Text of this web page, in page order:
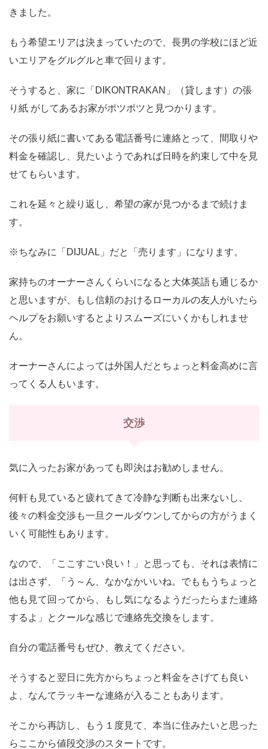
きました。
もう希望エリアは決まっていたので、長男の学校にほど近
いエリアをグルグルと車で回ります。
そうすると、家に「DIKONTRAKAN」（貸します）の張
り紙 がしてあるお家がポツポツと見つかります。
その張り紙に書いてある電話番号に連絡とって、間取りや
料金を確認し、見たいようであれば日時を約束して中を見
せてもらいます。
これを延々と繰り返し、希望の家が見つかるまで続けま
す。
※ちなみに「DIJUAL」だと「売ります」になります。
家持ちのオーナーさんくらいになると大体英語も通じるか
と思いますが、もし信頼のおけるローカルの友人がいたら
ヘルプをお願いするとよりスムーズにいくかもしれませ
ん。
オーナーさんによっては外国人だとちょっと料金高めに言
ってくる人もいます。
交渉
気に入ったお家があっても即決はお勧めしません。
何軒も見ていると疲れてきて冷静な判断も出来ないし、
後々の料金交渉も一旦クールダウンしてからの方がうまく
いく可能性もあります。
なので、「ここすごい良い！」と思っても、それは表情に
は出さず、「う～ん、なかなかいいね。でももうちょっと
他も見て回ってから、もし気になるようだったらまた連絡
するよ」とクールな感じで連絡先交換をします。
自分の電話番号もぜひ、教えてください。
そうすると翌日に先方からちょっと料金をさげても良い
よ、なんてラッキーな連絡が入ることもあります。
そこから再訪し、もう１度見て、本当に住みたいと思った
らここから値段交渉のスタートです。